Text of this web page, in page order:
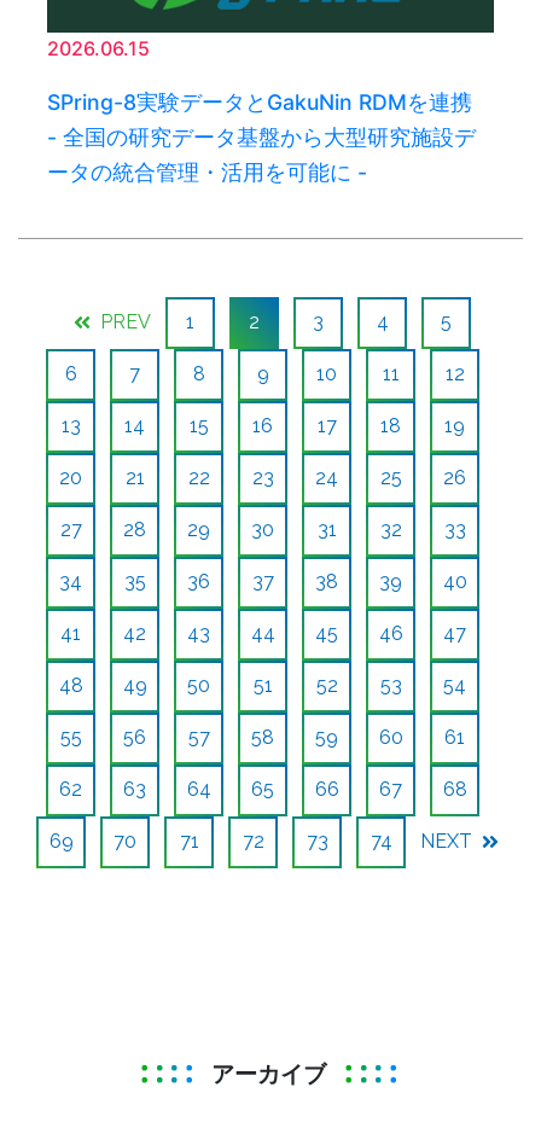
2026.06.15
SPring-8実験データとGakuNin RDMを連携
- 全国の研究データ基盤から大型研究施設デ
ータの統合管理・活用を可能に -
PREV 1 2 3 4 5
6 7 8 9 10 11 12
13 14 15 16 17 18 19
20 21 22 23 24 25 26
27 28 29 30 31 32 33
34 35 36 37 38 39 40
41 42 43 44 45 46 47
48 49 50 51 52 53 54
55 56 57 58 59 60 61
62 63 64 65 66 67 68
69 70 71 72 73 74 NEXT
アーカイブ